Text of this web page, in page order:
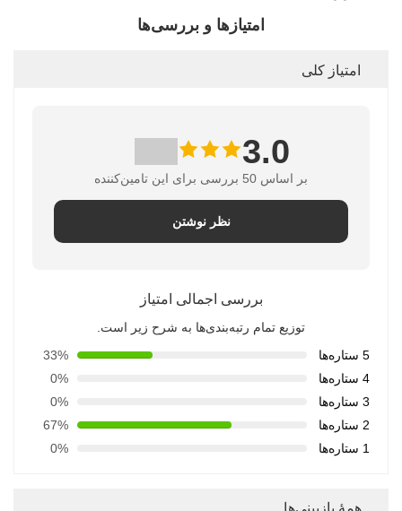
امتیازها و بررسی‌ها
امتیاز کلی
3.0
بر اساس 50 بررسی برای این تامین‌کننده
نظر نوشتن
بررسی اجمالی امتیاز
توزیع تمام رتبه‌بندی‌ها به شرح زیر است.
5 ستاره‌ها
33%
4 ستاره‌ها
0%
3 ستاره‌ها
0%
2 ستاره‌ها
67%
1 ستاره‌ها
0%
همهٔ بازبینی‌ها